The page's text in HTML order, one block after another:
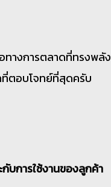
างการตลาดที่ทรงพ
ตอบโจทย์ที่สุดครับ
บการใช้งานของลูกค้า